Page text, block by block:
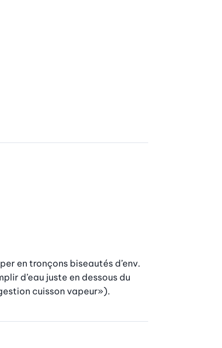
en tronçons biseautés d’env.
d’eau juste en dessous du
cuisson vapeur»).